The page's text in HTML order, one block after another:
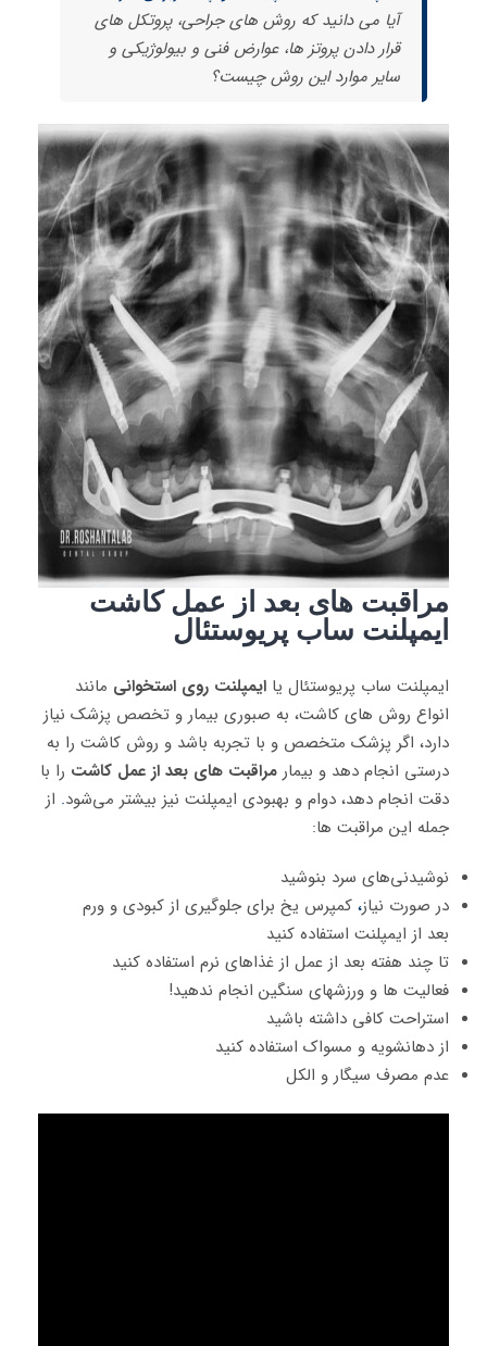
آیا می دانید که روش های جراحی، پروتکل های
قرار دادن پروتز ها، عوارض فنی و بیولوژیکی و
سایر موارد این روش چیست؟
مراقبت های بعد از عمل کاشت
ایمپلنت ساب پریوستئال
ایمپلنت ساب پریوستئال یا ایمپلنت‌ روی استخوانی مانند
انواع روش های کاشت، به صبوری بیمار و تخصص پزشک نیاز
دارد، اگر پزشک متخصص و با تجربه باشد و روش کاشت را به
درستی انجام دهد و بیمار مراقبت های بعد از عمل کاشت را با
دقت انجام دهد، دوام و بهبودی ایمپلنت نیز بیشتر می‌شود. از
جمله این مراقبت ها:
نوشیدنی‌های سرد بنوشید
در صورت نیاز، کمپرس یخ برای جلوگیری از کبودی و ورم
بعد از ایمپلنت استفاده کنید
تا چند هفته بعد از عمل از غذاهای نرم استفاده کنید
فعالیت ها و ورزشهای سنگین انجام ندهید!
استراحت کافی داشته باشید
از دهانشویه و مسواک استفاده کنید
عدم مصرف سیگار و الکل